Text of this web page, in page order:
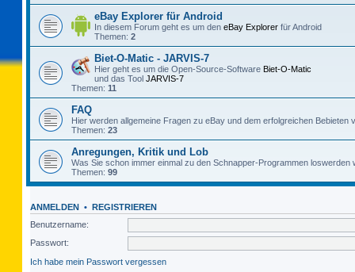
eBay Explorer für Android
In diesem Forum geht es um den eBay Explorer für Android
Themen: 2
Biet-O-Matic - JARVIS-7
Hier geht es um die Open-Source-Software Biet-O-Matic
und das Tool JARVIS-7
Themen: 11
FAQ
Hier werden allgemeine Fragen zu eBay und dem erfolgreichen Bebieten
Themen: 23
Anregungen, Kritik und Lob
Was Sie schon immer einmal zu den Schnapper-Programmen loswerden
Themen: 99
ANMELDEN • REGISTRIEREN
Benutzername:
Passwort:
Ich habe mein Passwort vergessen